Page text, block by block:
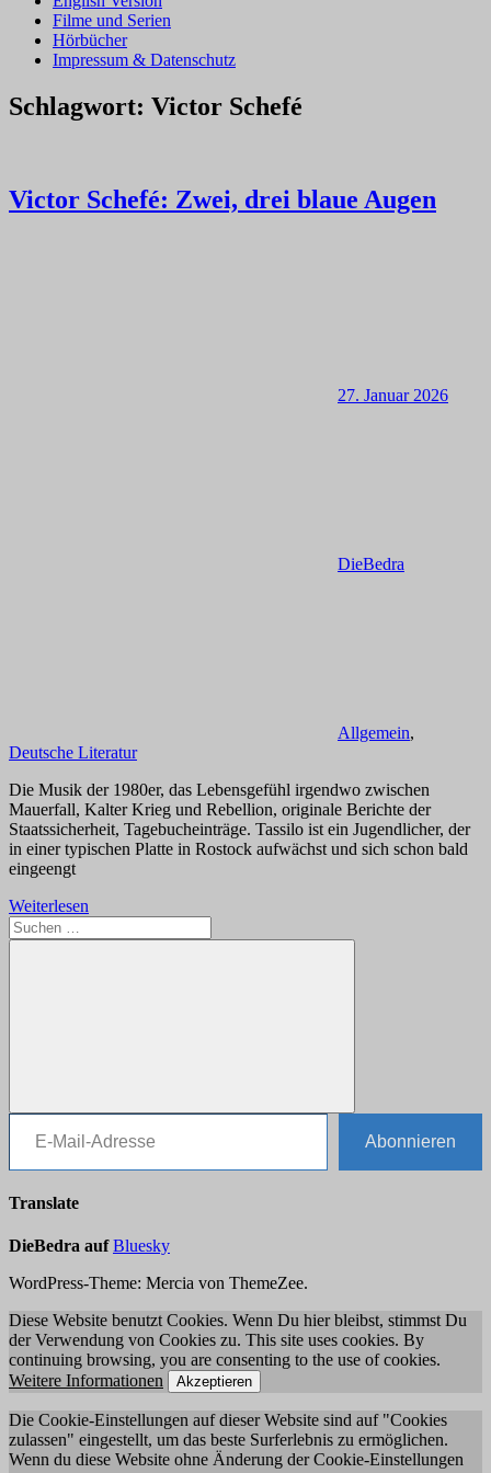
Filme und Serien
Hörbücher
Impressum & Datenschutz
Schlagwort: Victor Schefé
Victor Schefé: Zwei, drei blaue Augen
27. Januar 2026
DieBedra
Allgemein,
Deutsche Literatur
Die Musik der 1980er, das Lebensgefühl irgendwo zwischen
Mauerfall, Kalter Krieg und Rebellion, originale Berichte der
Staatssicherheit, Tagebucheinträge. Tassilo ist ein Jugendlicher, der
in einer typischen Platte in Rostock aufwächst und sich schon bald
eingeengt
Weiterlesen
Suchen
nach:
Suchen
E-Mail-Adresse
Abonnieren
Translate
DieBedra auf Bluesky
WordPress-Theme: Mercia von ThemeZee.
Diese Website benutzt Cookies. Wenn Du hier bleibst, stimmst Du
der Verwendung von Cookies zu. This site uses cookies. By
continuing browsing, you are consenting to the use of cookies.
Weitere Informationen
Akzeptieren
Die Cookie-Einstellungen auf dieser Website sind auf "Cookies
zulassen" eingestellt, um das beste Surferlebnis zu ermöglichen.
Wenn du diese Website ohne Änderung der Cookie-Einstellungen